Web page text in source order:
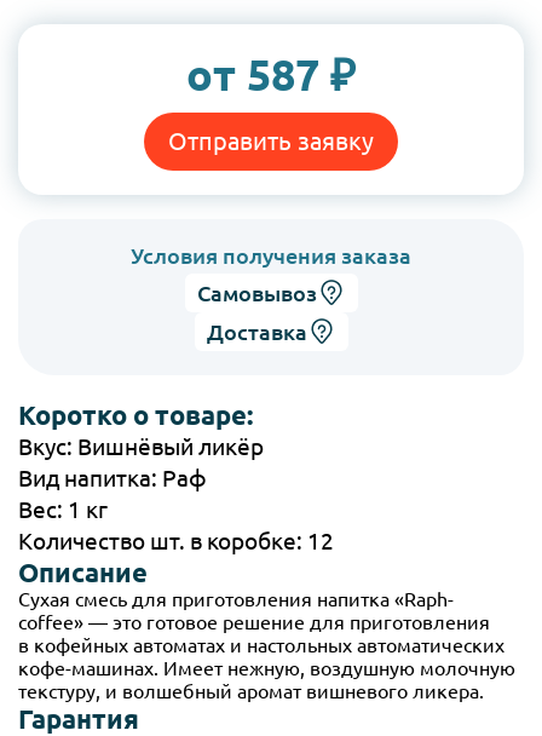
Цена:
от 587 ₽
Отправить заявку
Условия получения заказа
Самовывоз
Доставка
Коротко о товаре:
Вкус: Вишнёвый ликёр
Вид напитка: Раф
Вес: 1 кг
Количество шт. в коробке: 12
Описание
Сухая смесь для приготовления напитка «Raph-
coffee» — это готовое решение для приготовления
в кофейных автоматах и настольных автоматических
кофе-машинах. Имеет нежную, воздушную молочную
текстуру, и волшебный аромат вишневого ликера.
Гарантия